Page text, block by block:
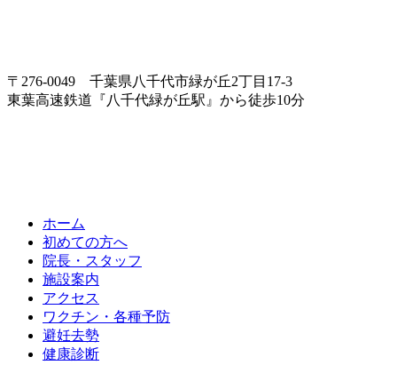
〒276-0049 千葉県八千代市緑が丘2丁目17-3
東葉高速鉄道『八千代緑が丘駅』から徒歩10分
ホーム
初めての方へ
院長・スタッフ
施設案内
アクセス
ワクチン・各種予防
避妊去勢
健康診断